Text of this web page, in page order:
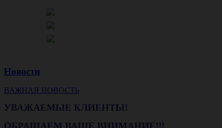
Новости
ВАЖНАЯ НОВОСТЬ
УВАЖАЕМЫЕ КЛИЕНТЫ!
ОБРАЩАЕМ ВАШЕ ВНИМАНИЕ!!!